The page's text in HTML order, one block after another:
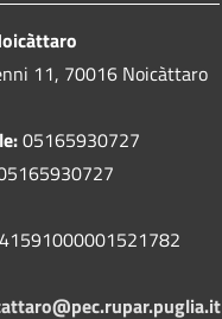
11, 70016 Noicàttaro
05165930727